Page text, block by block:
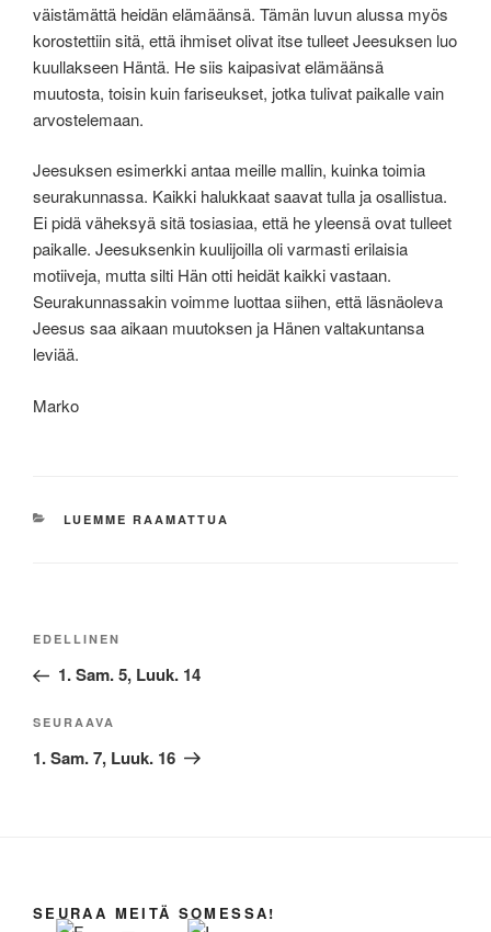
väistämättä heidän elämäänsä. Tämän luvun alussa myös
korostettiin sitä, että ihmiset olivat itse tulleet Jeesuksen luo
kuullakseen Häntä. He siis kaipasivat elämäänsä
muutosta, toisin kuin fariseukset, jotka tulivat paikalle vain
arvostelemaan.
Jeesuksen esimerkki antaa meille mallin, kuinka toimia
seurakunnassa. Kaikki halukkaat saavat tulla ja osallistua.
Ei pidä väheksyä sitä tosiasiaa, että he yleensä ovat tulleet
paikalle. Jeesuksenkin kuulijoilla oli varmasti erilaisia
motiiveja, mutta silti Hän otti heidät kaikki vastaan.
Seurakunnassakin voimme luottaa siihen, että läsnäoleva
Jeesus saa aikaan muutoksen ja Hänen valtakuntansa
leviää.
Marko
KATEGORIAT
LUEMME RAAMATTUA
Artikkelien
Edellinen
artikkeli
EDELLINEN
1. Sam. 5, Luuk. 14
Seuraava
artikkeli
SEURAAVA
1. Sam. 7, Luuk. 16
SEURAA MEITÄ SOMESSA!